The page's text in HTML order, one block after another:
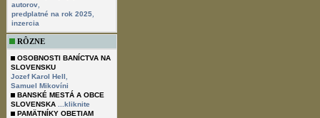
autorov
predplatné na rok 2025
inzercia
RÔZNE
OSOBNOSTI BANÍCTVA NA
SLOVENSKU
Jozef Karol Hell
Samuel Mikovíni
BANSKÉ MESTÁ A OBCE
SLOVENSKA
...kliknite
PAMÄTNÍKY OBETIAM